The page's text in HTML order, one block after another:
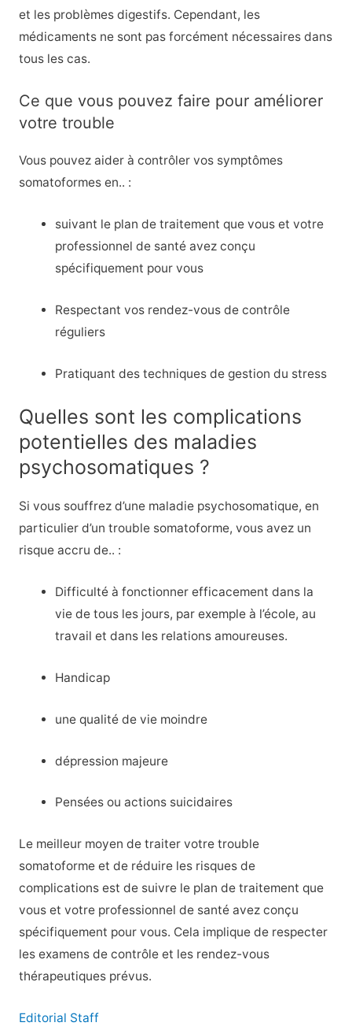
et les problèmes digestifs. Cependant, les
médicaments ne sont pas forcément nécessaires dans
tous les cas.
Ce que vous pouvez faire pour améliorer
votre trouble
Vous pouvez aider à contrôler vos symptômes
somatoformes en.. :
suivant le plan de traitement que vous et votre
professionnel de santé avez conçu
spécifiquement pour vous
Respectant vos rendez-vous de contrôle
réguliers
Pratiquant des techniques de gestion du stress
Quelles sont les complications
potentielles des maladies
psychosomatiques ?
Si vous souffrez d’une maladie psychosomatique, en
particulier d’un trouble somatoforme, vous avez un
risque accru de.. :
Difficulté à fonctionner efficacement dans la
vie de tous les jours, par exemple à l’école, au
travail et dans les relations amoureuses.
Handicap
une qualité de vie moindre
dépression majeure
Pensées ou actions suicidaires
Le meilleur moyen de traiter votre trouble
somatoforme et de réduire les risques de
complications est de suivre le plan de traitement que
vous et votre professionnel de santé avez conçu
spécifiquement pour vous. Cela implique de respecter
les examens de contrôle et les rendez-vous
thérapeutiques prévus.
Editorial Staff